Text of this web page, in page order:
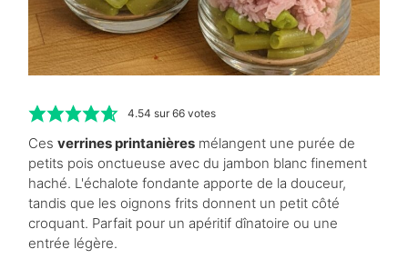
4.54 sur66votes
Ces verrines printanières mélangent une purée de
petits pois onctueuse avec du jambon blanc finement
haché. L'échalote fondante apporte de la douceur,
tandis que les oignons frits donnent un petit côté
croquant. Parfait pour un apéritif dînatoire ou une
entrée légère.